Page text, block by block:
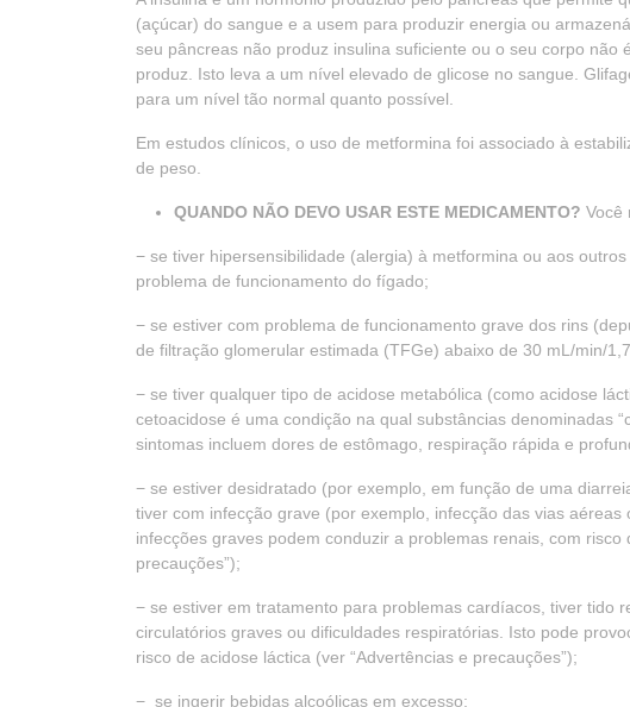
(açúcar) do sangue e a usem para produzir energia ou
seu pâncreas não produz insulina suficiente ou o seu corpo não
produz. Isto leva a um nível elevado de glicose no sangue.
para um nível tão normal quanto possível.
Em estudos clínicos, o uso de metformina foi associado à
de peso.
QUANDO NÃO DEVO USAR ESTE MEDICAMENTO? Você
− se tiver hipersensibilidade (alergia) à metformina ou aos
problema de funcionamento do fígado;
− se estiver com problema de funcionamento grave dos rins
de filtração glomerular estimada (TFGe) abaixo de 30 mL/min/
− se tiver qualquer tipo de acidose metabólica (como acidose
cetoacidose é uma condição na qual substâncias denominadas
sintomas incluem dores de estômago, respiração rápida e
− se estiver desidratado (por exemplo, em função de uma
tiver com infecção grave (por exemplo, infecção das vias
infecções graves podem conduzir a problemas renais, com risco
precauções”);
− se estiver em tratamento para problemas cardíacos, tiver tido
circulatórios graves ou dificuldades respiratórias. Isto pode
risco de acidose láctica (ver “Advertências e precauções”);
− se ingerir bebidas alcoólicas em excesso;